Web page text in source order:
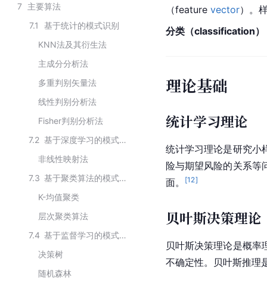
7
主要算法
7.1
基于统计的模式识别
KNN法及其衍生法
主成分分析法
多重判别矢量法
线性判别分析法
Fisher判别分析法
7.2
基于深度学习的模式识别
非线性映射法
7.3
基于聚类算法的模式识别
K-均值聚类
层次聚类算法
7.4
基于监督学习的模式识别
决策树
随机森林
（feature vector）。
分类（classification）
理论基础
统计学习理论
统计学习理论是研究小
险与期望风险的关系等
面。
[12]
贝叶斯决策理论
贝叶斯决策理论是概率
不确定性。贝叶斯推理